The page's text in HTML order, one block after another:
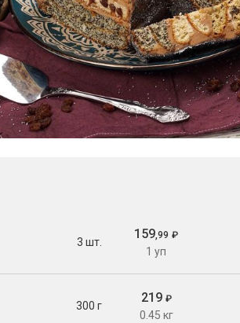
3 шт.
159,99 ₽
1 уп
300 г
219 ₽
0.45 кг